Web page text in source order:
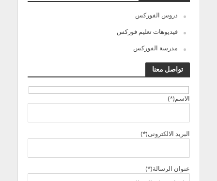
دروس الفوركس
فيديوهات تعليم فوركس
مدرسة الفوركس
تواصل معنا
الاسم(*)
البريد الالكترونى(*)
عنوان الرسالة(*)